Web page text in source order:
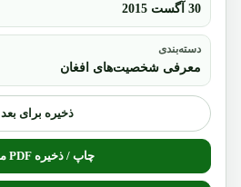
30 آگست 2015
دسته‌بندی
معرفی شخصیت‌های افغان
ذخیره برای بعد
چاپ / ذخیره PDF مقاله